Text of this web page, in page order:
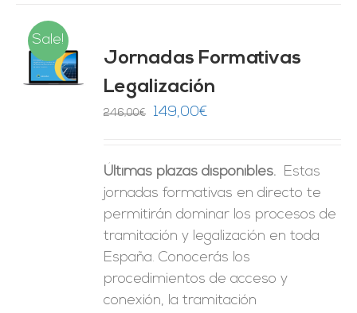
Sale!
Jornadas Formativas
Legalización
246,00€
El
era:
246,00€.
149,00€
es:
149,00€.
Últimas plazas disponibles. Estas
jornadas formativas en directo te
permitirán dominar los procesos de
tramitación y legalización en toda
España. Conocerás los
procedimientos de acceso y
conexión, la tramitación